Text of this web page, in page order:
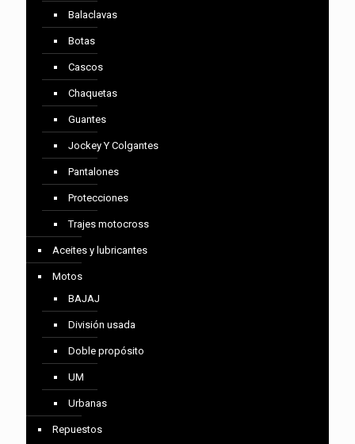
Balaclavas
Botas
Cascos
Chaquetas
Guantes
Jockey Y Colgantes
Pantalones
Protecciones
Trajes motocross
Aceites y lubricantes
Motos
BAJAJ
División usada
Doble propósito
UM
Urbanas
Repuestos